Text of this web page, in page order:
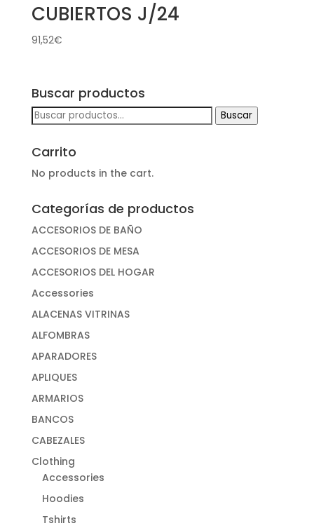
CUBIERTOS J/24
91,52€
Buscar productos
Buscar
por:
Buscar
Carrito
No products in the cart.
Categorías de productos
ACCESORIOS DE BAÑO
ACCESORIOS DE MESA
ACCESORIOS DEL HOGAR
Accessories
ALACENAS VITRINAS
ALFOMBRAS
APARADORES
APLIQUES
ARMARIOS
BANCOS
CABEZALES
Clothing
Accessories
Hoodies
Tshirts